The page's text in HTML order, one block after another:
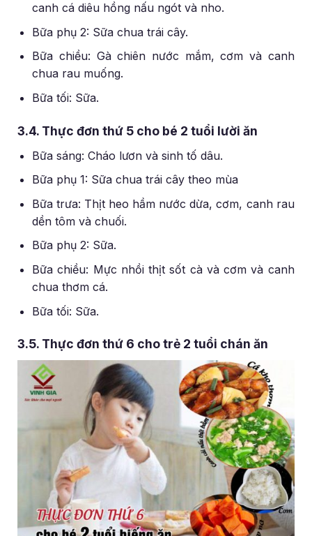
canh cá diêu hồng nấu ngót và nho.
Bữa phụ 2: Sữa chua trái cây.
Bữa chiều: Gà chiên nước mắm, cơm và canh
chua rau muống.
Bữa tối: Sữa.
3.4. Thực đơn thứ 5 cho bé 2 tuổi lười ăn
Bữa sáng: Cháo lươn và sinh tố dâu.
Bữa phụ 1: Sữa chua trái cây theo mùa
Bữa trưa: Thịt heo hầm nước dừa, cơm, canh rau
dền tôm và chuối.
Bữa phụ 2: Sữa.
Bữa chiều: Mực nhồi thịt sốt cà và cơm và canh
chua thơm cá.
Bữa tối: Sữa.
3.5. Thực đơn thứ 6 cho trẻ 2 tuổi chán ăn